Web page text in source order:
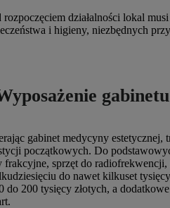
rozpoczęciem działalności lokal
i higieny, niezbędnych
gabinet medycyny estetycznej,
początkowych. Do
frakcyjne, sprzęt do
do nawet kilkuset
do 200 tysięcy złotych, a